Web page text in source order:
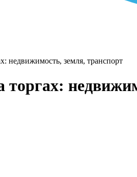
недвижимость, земля, транспорт
торгах: